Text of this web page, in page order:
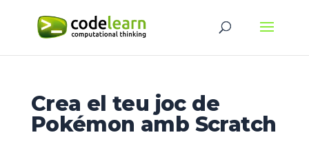
Crea el teu joc de
Pokémon amb Scratch